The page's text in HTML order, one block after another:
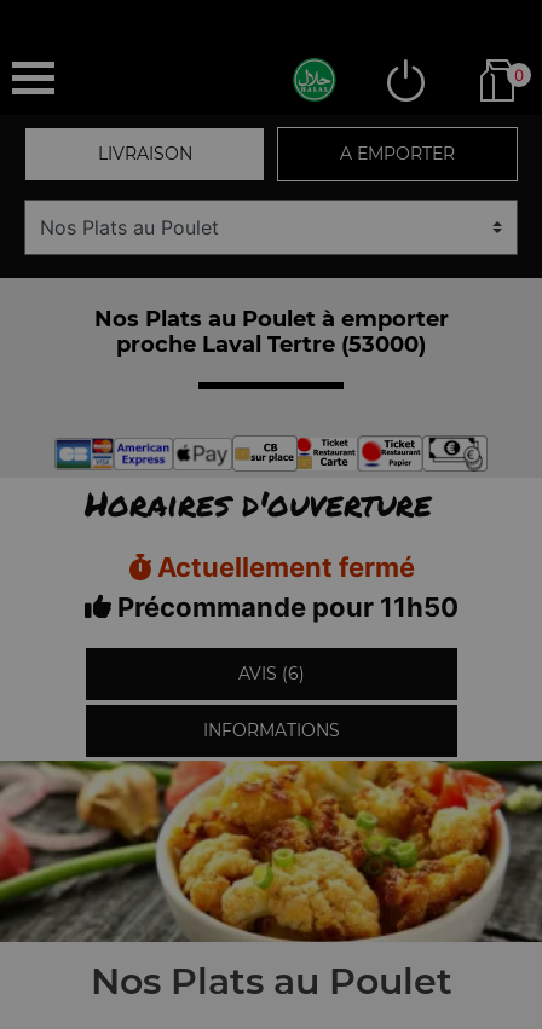
0
LIVRAISON A EMPORTER
Nos Plats au Poulet à emporter
proche Laval Tertre (53000)
Horaires d'ouverture
Actuellement fermé
Précommande pour 11h50
AVIS (6)
INFORMATIONS
Nos Plats au Poulet